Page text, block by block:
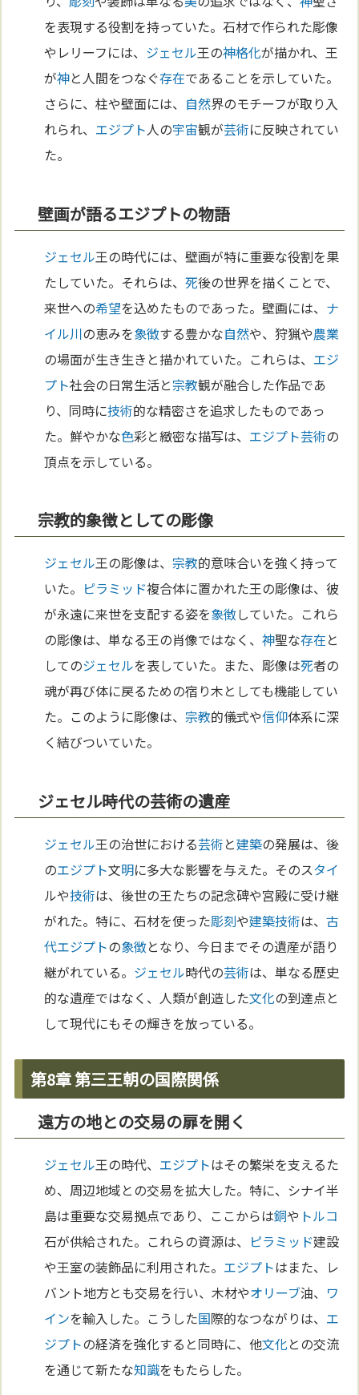
を表現する役割を持っていた。石材で作られた彫像
やレリーフには、 ジェセル王の神格化が描かれ、王
が神と人間をつなぐ存在であることを示していた。
さらに、柱や壁面には、 自然界のモチーフが取り入
れられ、 エジプト人の宇宙観が芸術に反映されてい
た。
壁画が語るエジプトの物語
ジェセル王の時代には、壁画が特に重要な役割を果
たしていた。それらは、死後の世界を描くことで、
来世への希望を込めたものであった。壁画には、 ナ
イル川の恵みを象徴する豊かな自然や、狩猟や農業
の場面が生き生きと描かれていた。これらは、 エジ
プト社会の日常生活と宗教観が融合した作品であ
り、同時に技術的な精密さを追求したものであっ
た。鮮やかな色彩と緻密な描写は、 エジプト芸術の
頂点を示している。
宗教的象徴としての彫像
ジェセル王の彫像は、 宗教的意味合いを強く持って
いた。 ピラミッド複合体に置かれた王の彫像は、彼
が永遠に来世を支配する姿を象徴していた。これら
の彫像は、単なる王の肖像ではなく、神聖な存在と
してのジェセルを表していた。また、彫像は死者の
魂が再び体に戻るための宿り木としても機能してい
た。このように彫像は、 宗教的儀式や信仰体系に深
く結びついていた。
ジェセル時代の芸術の遺産
ジェセル王の治世における芸術と建築の発展は、後
のエジプト文明に多大な影響を与えた。そのスタイ
ルや技術は、後世の王たちの記念碑や宮殿に受け継
がれた。特に、石材を使った彫刻や建築技術は、古
代エジプトの象徴となり、今日までその遺産が語り
継がれている。 ジェセル時代の芸術は、単なる歴史
的な遺産ではなく、人類が創造した文化の到達点と
して現代にもその輝きを放っている。
第8章 第三王朝の国際関係
遠方の地との交易の扉を開く
ジェセル王の時代、 エジプトはその繁栄を支えるた
め、周辺地域との交易を拡大した。特に、シナイ半
島は重要な交易拠点であり、ここからは銅や トルコ
石が供給された。これらの資源は、 ピラミッド建設
や王室の装飾品に利用された。 エジプトはまた、レ
バント地方とも交易を行い、木材やオリーブ油、 ワ
インを輸入した。こうした国際的なつながりは、 エ
ジプトの経済を強化すると同時に、他文化との交流
を通じて新たな知識をもたらした。